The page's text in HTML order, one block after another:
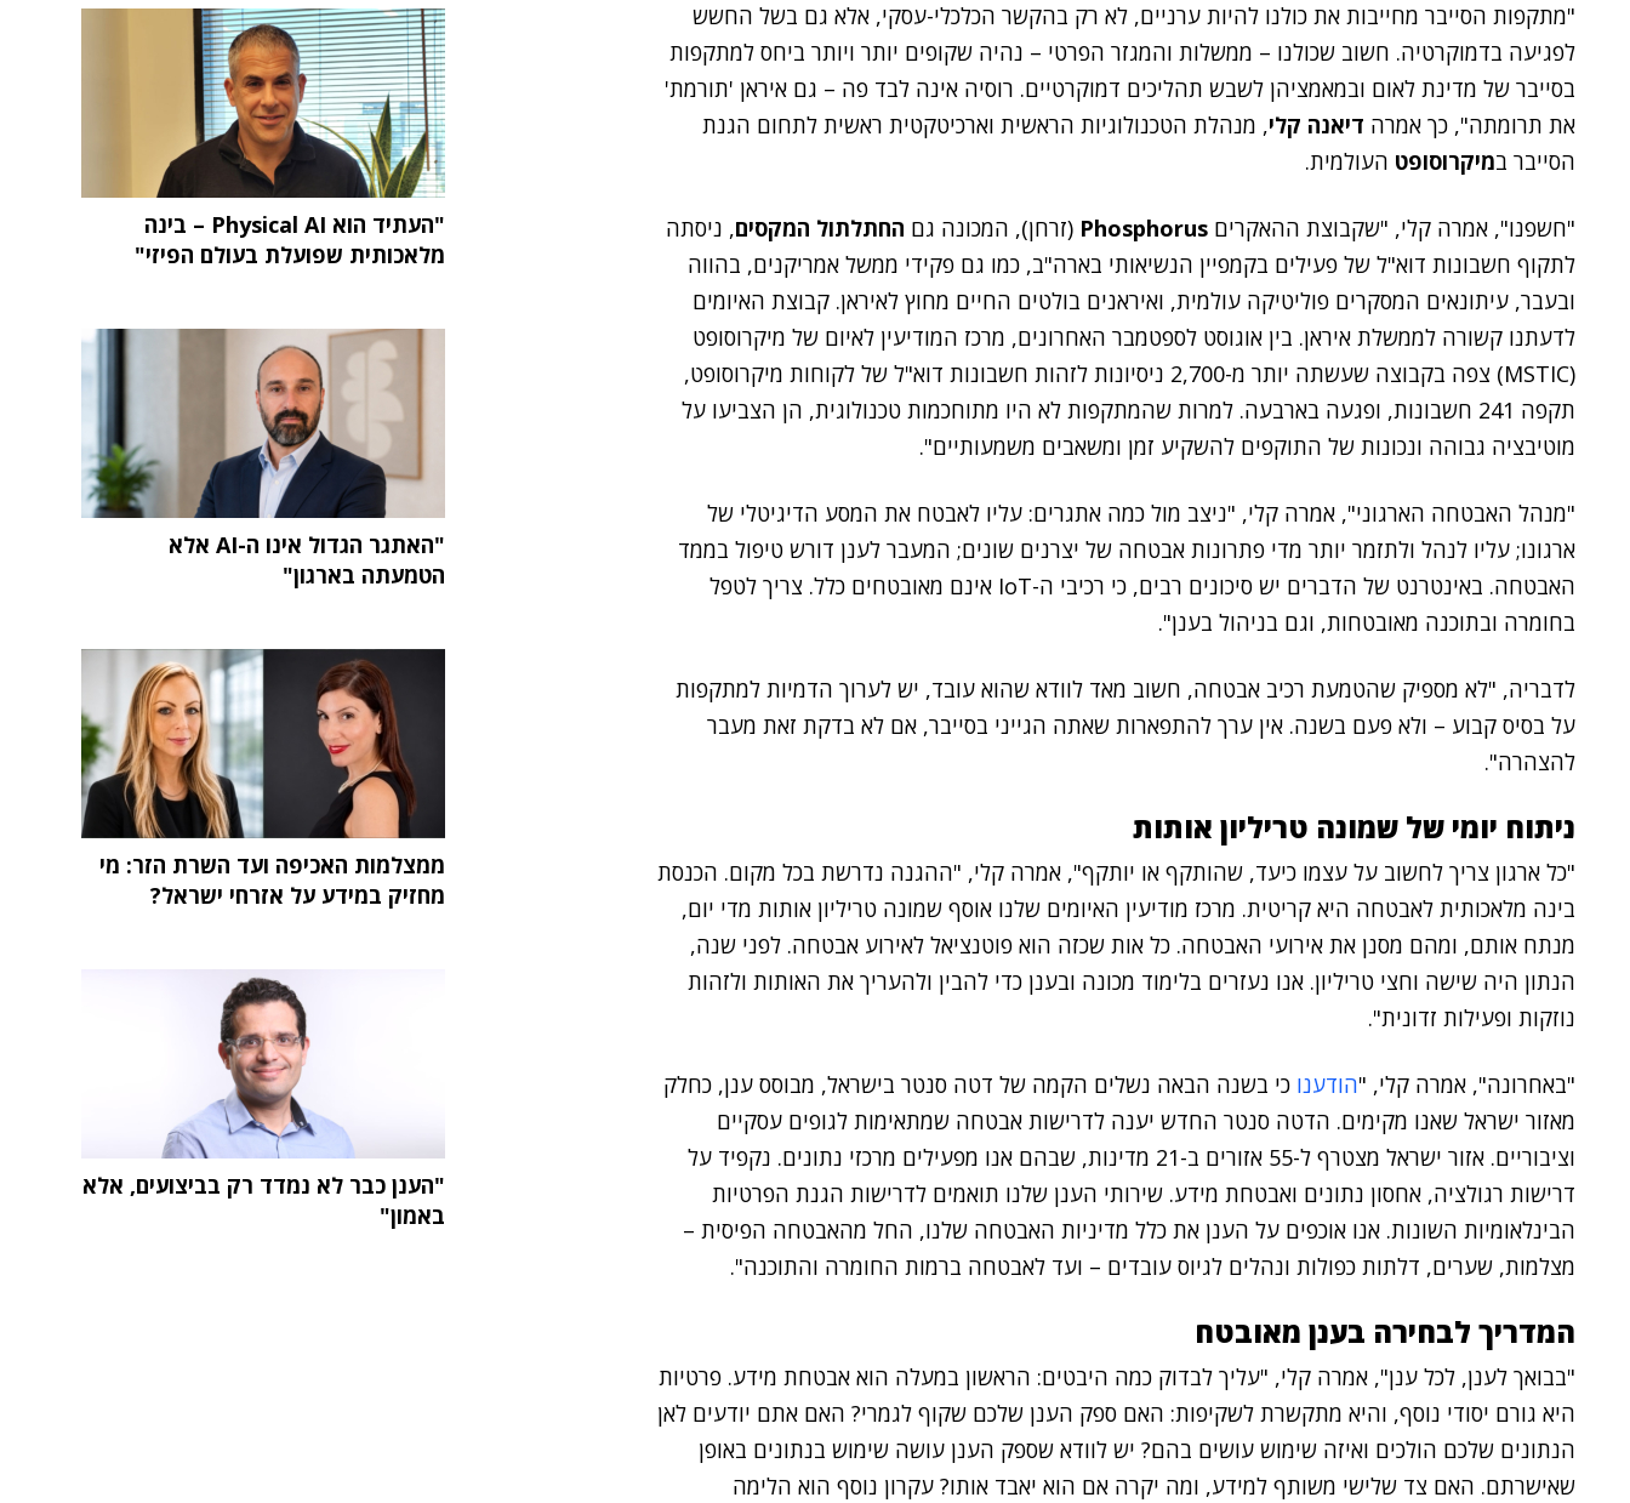
"מתקפות הסייבר מחייבות את כולנו להיות ערניים, לא רק בהקשר הכלכלי-עסקי, אלא גם בשל החשש
לפגיעה בדמוקרטיה. חשוב שכולנו – ממשלות והמגזר הפרטי – נהיה שקופים יותר ויותר ביחס למתקפות
בסייבר של מדינת לאום ובמאמציהן לשבש תהליכים דמוקרטיים. רוסיה אינה לבד פה – גם איראן 'תורמת'
את תרומתה", כך אמרה דיאנה קלי, מנהלת הטכנולוגיות הראשית וארכיטקטית ראשית לתחום הגנת
הסייבר במיקרוסופט העולמית.
"חשפנו", אמרה קלי, "שקבוצת ההאקרים Phosphorus (זרחן), המכונה גם החתלתול המקסים, ניסתה
לתקוף חשבונות דוא"ל של פעילים בקמפיין הנשיאותי בארה"ב, כמו גם פקידי ממשל אמריקנים, בהווה
ובעבר, עיתונאים המסקרים פוליטיקה עולמית, ואיראנים בולטים החיים מחוץ לאיראן. קבוצת האיומים
לדעתנו קשורה לממשלת איראן. בין אוגוסט לספטמבר האחרונים, מרכז המודיעין לאיום של מיקרוסופט
(MSTIC) צפה בקבוצה שעשתה יותר מ-2,700 ניסיונות לזהות חשבונות דוא"ל של לקוחות מיקרוסופט,
תקפה 241 חשבונות, ופגעה בארבעה. למרות שהמתקפות לא היו מתוחכמות טכנולוגית, הן הצביעו על
מוטיבציה גבוהה ונכונות של התוקפים להשקיע זמן ומשאבים משמעותיים".
"מנהל האבטחה הארגוני", אמרה קלי, "ניצב מול כמה אתגרים: עליו לאבטח את המסע הדיגיטלי של
ארגונו; עליו לנהל ולתזמר יותר מדי פתרונות אבטחה של יצרנים שונים; המעבר לענן דורש טיפול בממד
האבטחה. באינטרנט של הדברים יש סיכונים רבים, כי רכיבי ה-IoT אינם מאובטחים כלל. צריך לטפל
בחומרה ובתוכנה מאובטחות, וגם בניהול בענן".
לדבריה, "לא מספיק שהטמעת רכיב אבטחה, חשוב מאד לוודא שהוא עובד, יש לערוך הדמיות למתקפות
על בסיס קבוע – ולא פעם בשנה. אין ערך להתפארות שאתה הגייני בסייבר, אם לא בדקת זאת מעבר
להצהרה".
ניתוח יומי של שמונה טריליון אותות
"כל ארגון צריך לחשוב על עצמו כיעד, שהותקף או יותקף", אמרה קלי, "ההגנה נדרשת בכל מקום. הכנסת
בינה מלאכותית לאבטחה היא קריטית. מרכז מודיעין האיומים שלנו אוסף שמונה טריליון אותות מדי יום,
מנתח אותם, ומהם מסנן את אירועי האבטחה. כל אות שכזה הוא פוטנציאל לאירוע אבטחה. לפני שנה,
הנתון היה שישה וחצי טריליון. אנו נעזרים בלימוד מכונה ובענן כדי להבין ולהעריך את האותות ולזהות
נוזקות ופעילות זדונית".
"באחרונה", אמרה קלי, "הודענו כי בשנה הבאה נשלים הקמה של דטה סנטר בישראל, מבוסס ענן, כחלק
מאזור ישראל שאנו מקימים. הדטה סנטר החדש יענה לדרישות אבטחה שמתאימות לגופים עסקיים
וציבוריים. אזור ישראל מצטרף ל-55 אזורים ב-21 מדינות, שבהם אנו מפעילים מרכזי נתונים. נקפיד על
דרישות רגולציה, אחסון נתונים ואבטחת מידע. שירותי הענן שלנו תואמים לדרישות הגנת הפרטיות
הבינלאומיות השונות. אנו אוכפים על הענן את כלל מדיניות האבטחה שלנו, החל מהאבטחה הפיסית –
מצלמות, שערים, דלתות כפולות ונהלים לגיוס עובדים – ועד לאבטחה ברמות החומרה והתוכנה".
המדריך לבחירה בענן מאובטח
"בבואך לענן, לכל ענן", אמרה קלי, "עליך לבדוק כמה היבטים: הראשון במעלה הוא אבטחת מידע. פרטיות
היא גורם יסודי נוסף, והיא מתקשרת לשקיפות: האם ספק הענן שלכם שקוף לגמרי? האם אתם יודעים לאן
הנתונים שלכם הולכים ואיזה שימוש עושים בהם? יש לוודא שספק הענן עושה שימוש בנתונים באופן
שאישרתם. האם צד שלישי משותף למידע, ומה יקרה אם הוא יאבד אותו? עקרון נוסף הוא הלימה
"העתיד הוא Physical AI – בינה
מלאכותית שפועלת בעולם הפיזי"
"האתגר הגדול אינו ה-AI אלא
הטמעתה בארגון"
ממצלמות האכיפה ועד השרת הזר: מי
מחזיק במידע על אזרחי ישראל?
"הענן כבר לא נמדד רק בביצועים, אלא
באמון"